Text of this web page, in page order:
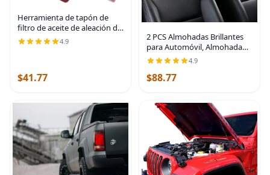
Herramienta de tapón de
filtro de aceite de aleación de
aluminio, herramienta de
desmontaje de tapón de
4.9
$41.77
2 PCS Almohadas Brillantes
para Automóvil, Almohada
de Reposacabezas de Coche
con Lazo de Pedrería,
Almohada Cervical para
4.9
$88.77